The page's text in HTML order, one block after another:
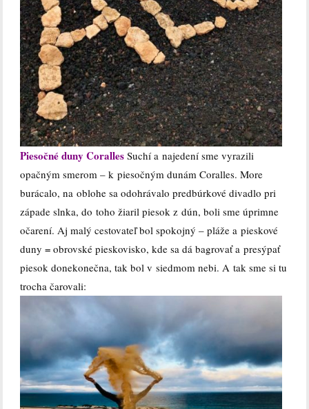
Piesočné duny Coralles Suchí a najedení sme vyrazili
opačným smerom – k piesočným dunám Coralles. More
burácalo, na oblohe sa odohrávalo predbúrkové divadlo pri
západe slnka, do toho žiaril piesok z dún, boli sme úprimne
očarení. Aj malý cestovateľ bol spokojný – pláže a pieskové
duny = obrovské pieskovisko, kde sa dá bagrovať a presýpať
piesok donekonečna, tak bol v siedmom nebi. A tak sme si tu
trocha čarovali: